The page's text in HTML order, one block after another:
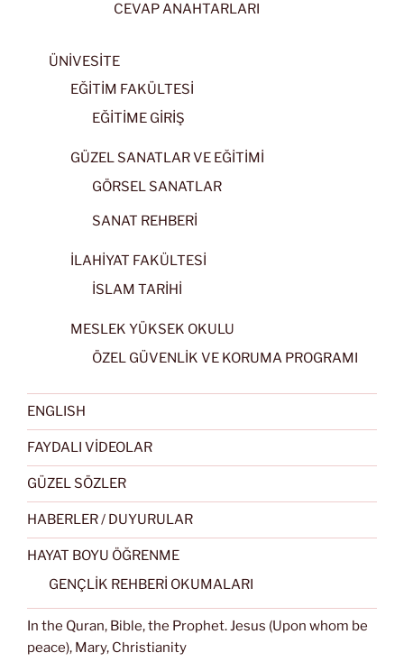
CEVAP ANAHTARLARI
ÜNİVESİTE
EĞİTİM FAKÜLTESİ
EĞİTİME GİRİŞ
GÜZEL SANATLAR VE EĞİTİMİ
GÖRSEL SANATLAR
SANAT REHBERİ
İLAHİYAT FAKÜLTESİ
İSLAM TARİHİ
MESLEK YÜKSEK OKULU
ÖZEL GÜVENLİK VE KORUMA PROGRAMI
ENGLISH
FAYDALI VİDEOLAR
GÜZEL SÖZLER
HABERLER / DUYURULAR
HAYAT BOYU ÖĞRENME
GENÇLİK REHBERİ OKUMALARI
In the Quran, Bible, the Prophet. Jesus (Upon whom be
peace), Mary, Christianity